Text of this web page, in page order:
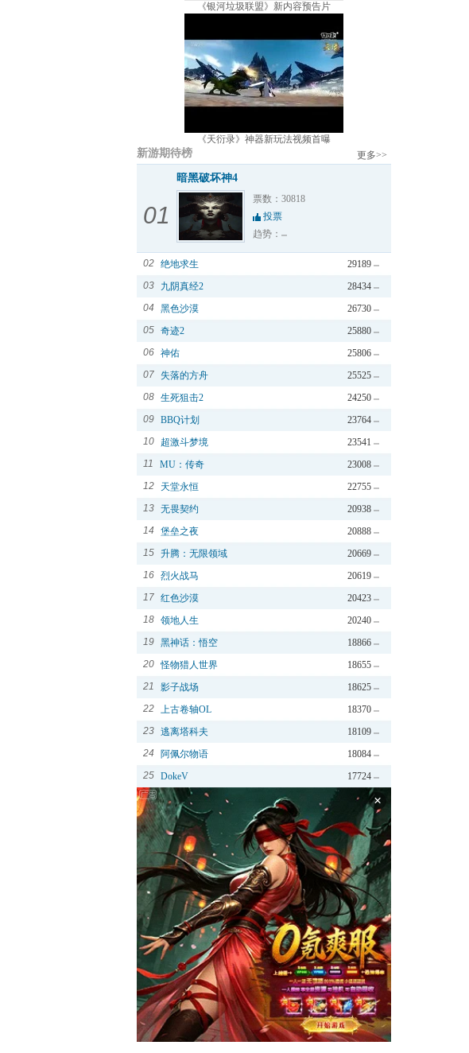
《银河垃圾联盟》新内容预告片
《天衍录》神器新玩法视频首曝
新游期待榜 更多>>
01
暗黑破坏神4
票数：30818
投票
趋势：
02 29189
绝地求生
03
28434
九阴真经2
04
26730
黑色沙漠
05
25880
奇迹2
06
25806
神佑
07
25525
失落的方舟
08
24250
生死狙击2
09
23764
BBQ计划
10
23541
超激斗梦境
11
23008
MU：传奇
12
22755
天堂永恒
13
20938
无畏契约
14
20888
堡垒之夜
15
20669
升腾：无限领域
16
20619
烈火战马
17
20423
红色沙漠
18
20240
领地人生
19
18866
黑神话：悟空
20
18655
怪物猎人世界
21
18625
影子战场
22
18370
上古卷轴OL
23
18109
逃离塔科夫
24
18084
阿佩尔物语
25
17724
DokeV
×